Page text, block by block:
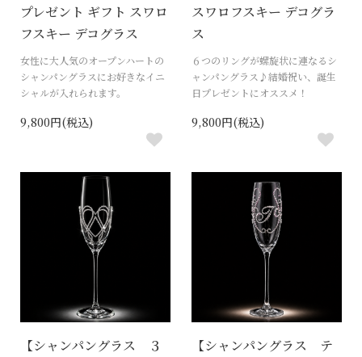
プレゼント ギフト スワロ
フスキー デコグラス
女性に大人気のオープンハートの
シャンパングラスにお好きなイニ
シャルが入れられます。
9,800円(税込)
スワロフスキー デコグラ
ス
６つのリングが螺旋状に連なるシ
ャンパングラス♪結婚祝い、誕生
日プレゼントにオススメ！
9,800円(税込)
【シャンパングラス ３
【シャンパングラス テ